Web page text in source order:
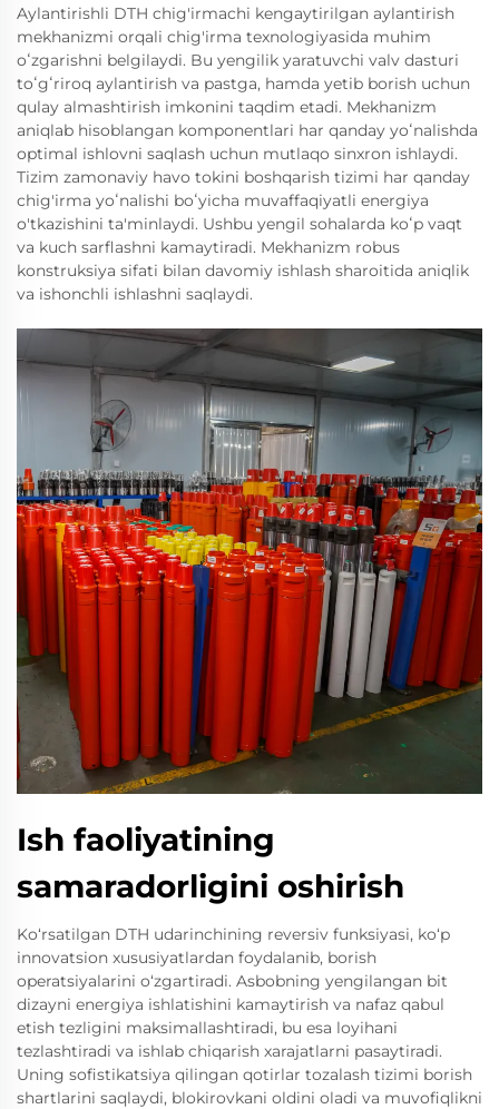
Aylantirishli DTH chig'irmachi kengaytirilgan aylantirish
mekhanizmi orqali chig'irma texnologiyasida muhim
oʻzgarishni belgilaydi. Bu yengilik yaratuvchi valv dasturi
toʻgʻriroq aylantirish va pastga, hamda yetib borish uchun
qulay almashtirish imkonini taqdim etadi. Mekhanizm
aniqlab hisoblangan komponentlari har qanday yoʻnalishda
optimal ishlovni saqlash uchun mutlaqo sinxron ishlaydi.
Tizim zamonaviy havo tokini boshqarish tizimi har qanday
chig'irma yoʻnalishi boʻyicha muvaffaqiyatli energiya
o'tkazishini ta'minlaydi. Ushbu yengil sohalarda koʻp vaqt
va kuch sarflashni kamaytiradi. Mekhanizm robus
konstruksiya sifati bilan davomiy ishlash sharoitida aniqlik
va ishonchli ishlashni saqlaydi.
Ish faoliyatining
samaradorligini oshirish
Ko‘rsatilgan DTH udarinchining reversiv funksiyasi, ko‘p
innovatsion xususiyatlardan foydalanib, borish
operatsiyalarini o‘zgartiradi. Asbobning yengilangan bit
dizayni energiya ishlatishini kamaytirish va nafaz qabul
etish tezligini maksimallashtiradi, bu esa loyihani
tezlashtiradi va ishlab chiqarish xarajatlarni pasaytiradi.
Uning sofistikatsiya qilingan qotirlar tozalash tizimi borish
shartlarini saqlaydi, blokirovkani oldini oladi va muvofiqlikni